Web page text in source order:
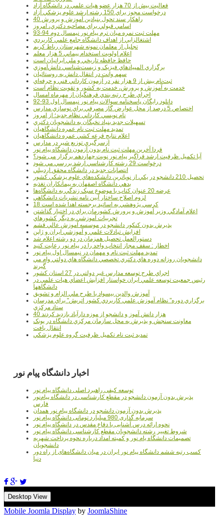
فعاليت بيش از 70 هزار عضو هيات علمي در دانشگاه آزاد
درخواست مجوز براي 150 رشته ارشد علوم پزشکي آزاد
40 راهکار سند تحول بنيادين آموزش و پرورش
اسامي قبولي براي مصاحبه دکتري، امروز
مهلت ثبت نمره میان ترم پیام نور نیمسال دوم 94-93
اشتغالزايي از اهداف دانشگاه جامع علمي کاربردي
تجليل از معلمان نمونه شهرستان رباط کريم
اعلام اولويت استخدام پيماني 5 هزار معلم
حافظ حافظه تاريخي و ملي ايرانيان است
برگزاري المپيادهاي فيزيک و زيست‌شناسي دانش‌آموزي
سهم وانت در انتقال دانش به روستائيان
ثبت‌نام بيش از 9 هزار نفر در آزمون کارداني فني و حرفه‌اي
خدمت به آموزش و پرورش، خدمت به کشور و تقويت نظام است
اجراي طرح رتبه بندي فرهنگيان از مهرماه امسال
دانلود رایگان پاسخنامه سوالات پیام نور نیمسال اول 93-92
اختصاص 5 درصد از محل عوارض گاز مصرفي براي نوسازي مدارس
نام نويسي کارداني نظام جديد؛ از امروز
تسهيلات جديد بنياد نخبگان به دانشجويان دکتري
تمديد مهلت ثبت نام عمره دانشگاهيان
اعلام نتايج قرعه کشي عمره دانشگاهيان
ازسرگيري توزيع شير در مدارس
فردا آخرین مهلت ثبت نام بدون آزمون دانشگاه پیام نور
آیا تکمیل ظرفیت ارشد فراگیر پیام نور نوبت چهاردهم برگزار می شود؟
درخواست 29 رشته کارشناسي ارشد بررسي مي شود
انتصابات جديد در دانشگاه محقق اردبيلي
تحصيل 210 دانشجو در يکي از نوپاترين دانشکده‌هاي علوم پزشکي کشور
بدهي دانشگاه اصفهان به پيمانکاران تغذيه
عرضه 20 عنوان کتاب با موضوع سبک زندگي به دانشگاه‌ها
لزوم اصلاح ساختار آيين نامه نشريات دانشگاهي
18 کرسي پژوهشي به اساتيد برجسته اهدا شده است
اعلام آمادگي وزير آموزش و پرورش کشورمان براي در اختيار گذاشتن
تجربيات آموزشي به ديگر کشورهاي
پذيرش بدون کنکور دانشجو در موسسه آموزش عالي قشم
افزايش تبادلات علمي و آموزشي ايران و ژاپن
دستورالعمل تحصیل همزمان در دو رشته اعلام شد
اخطار : سقف مجاز انتخاب واحد را در پیام نور رعایت کنید
تمدید مهلت ثبت نام و مهمان در نیمسال اول پیام نور
دانشجويان روزانه دوره هاي دكتري تخصصي دانشگاه هاي دولتي وام مي
گيرند
اجراي طرح توسعه مدارس غير دولتي در 27 استان کشور
رئيس جمعيت توسعه علمي ايران خواستار افزايش اعضاي هيات علمي در
دانشگاهها
آموزش والدين بيسواد با طرح ملي الزام و تشويق
برگزاري دوره" نظام آموزش علمي كاربردي كشور اتريش" براي مدرسان
ستاد مرکزي
40 هزار دانش آموز و دانشجو از موزه دارآباد بازديد کردند
معاونت سنجش و پذيرش به محل سازمان مرکزي دانشگاه در پونک
انتقال يافت
تمديد ثبت نام تکميل ظرفيت گروه علوم پزشکي
اخبار دانشگاه پیام نور
توسعه کیفی راهبرد اصلی دانشگاه پیام نور
پذیرش بدون آزمون دانشجو در مقطع کارشناسی در دانشگاه پیام‌نور
فارس
پذیرش بدون آزمون دانشجو در دانشگاه پیام نور همدان
سرمایه گذاری 980 میلیارد تومانی دانشگاه پیام نور
نحوه ارائه درس آشنایی با دفاع مقدس در دانشگاه پیام نور
شروط تغییر رشته دانشجویان مقطع کارشناسی دانشگاه پیام نور
تصمیمات دانشگاه یام نور و کمیته امداد درباره نحوه پرداخت شهریه
دانشجویان
کسب رتبه ششم دانشگاه پیام نور ایران در میان دانشگاه‌های از راه دور
دنیا
Desktop View
Mobile Joomla Display by JoomlaShine